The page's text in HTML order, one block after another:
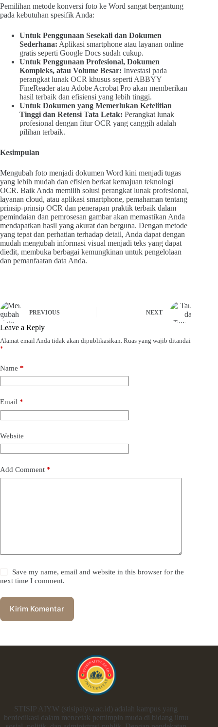
Pemilihan metode konversi foto ke Word sangat bergantung
pada kebutuhan spesifik Anda:
Untuk Penggunaan Sesekali dan Dokumen
Sederhana: Aplikasi smartphone atau layanan online
gratis seperti Google Docs sudah cukup.
Untuk Penggunaan Profesional, Dokumen
Kompleks, atau Volume Besar: Investasi pada
perangkat lunak OCR khusus seperti ABBYY
FineReader atau Adobe Acrobat Pro akan memberikan
hasil terbaik dan efisiensi yang lebih tinggi.
Untuk Dokumen yang Memerlukan Ketelitian
Tinggi dan Retensi Tata Letak: Perangkat lunak
profesional dengan fitur OCR yang canggih adalah
pilihan terbaik.
Kesimpulan
Mengubah foto menjadi dokumen Word kini menjadi tugas
yang lebih mudah dan efisien berkat kemajuan teknologi
OCR. Baik Anda memilih solusi perangkat lunak profesional,
layanan cloud, atau aplikasi smartphone, pemahaman tentang
prinsip-prinsip OCR dan penerapan praktik terbaik dalam
pemindaian dan pemrosesan gambar akan memastikan Anda
mendapatkan hasil yang akurat dan berguna. Dengan metode
yang tepat dan perhatian terhadap detail, Anda dapat dengan
mudah mengubah informasi visual menjadi teks yang dapat
diedit, membuka berbagai kemungkinan untuk pengelolaan
dan pemanfaatan data Anda.
PREVIOUS NEXT
Leave a Reply
Alamat email Anda tidak akan dipublikasikan. Ruas yang wajib ditandai
*
Name *
Email *
Website
Add Comment *
Save my name, email and website in this browser for the
next time I comment.
Kirim Komentar
STISIP AIYW (stisipaiyw.ac.id) adalah kampus yang
berdedikasi dalam mencetak pemimpin muda di bidang ilmu